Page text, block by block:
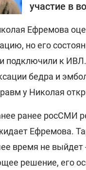
участие в
Ефремова
но его
подключили к
бедра и
у Николая
ранее росСМИ
Ефремова.
время не выйдет
решение, его